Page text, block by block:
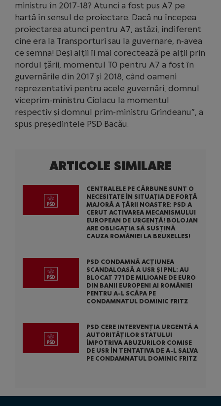
ministru în 2017-18? Atunci a fost pus A7 pe
hartă în sensul de proiectare. Dacă nu începea
proiectarea atunci pentru A7, astăzi, indiferent
cine era la Transporturi sau la guvernare, n-avea
ce semna! Deși alții îi mai corectează pe alții prin
nordul țării, momentul T0 pentru A7 a fost în
guvernările din 2017 și 2018, când oameni
reprezentativi pentru acele guvernări, domnul
viceprim-ministru Ciolacu la momentul
respectiv și domnul prim-ministru Grindeanu”, a
spus președintele PSD Bacău.
ARTICOLE SIMILARE
CENTRALELE PE CĂRBUNE SUNT O
NECESITATE ÎN SITUAȚIA DE FORȚĂ
MAJORĂ A ȚĂRII NOASTRE: PSD A
CERUT ACTIVAREA MECANISMULUI
EUROPEAN DE URGENȚĂ! BOLOJAN
ARE OBLIGAȚIA SĂ SUSȚINĂ
CAUZA ROMÂNIEI LA BRUXELLES!
PSD CONDAMNĂ ACȚIUNEA
SCANDALOASĂ A USR ȘI PNL: AU
BLOCAT 771 DE MILIOANE DE EURO
DIN BANII EUROPENI AI ROMÂNIEI
PENTRU A-L SCĂPA PE
CONDAMNATUL DOMINIC FRITZ
PSD CERE INTERVENȚIA URGENTĂ A
AUTORITĂȚILOR STATULUI
ÎMPOTRIVA ABUZURILOR COMISE
DE USR ÎN TENTATIVA DE A-L SALVA
PE CONDAMNATUL DOMINIC FRITZ